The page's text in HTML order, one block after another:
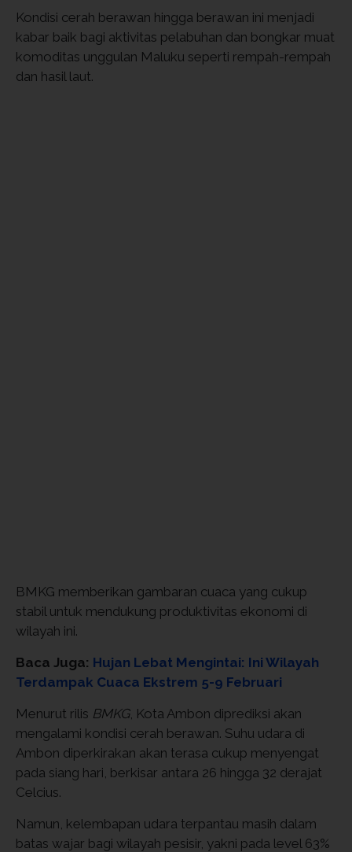
Kondisi cerah berawan hingga berawan ini menjadi
kabar baik bagi aktivitas pelabuhan dan bongkar muat
komoditas unggulan Maluku seperti rempah-rempah
dan hasil laut.
BMKG memberikan gambaran cuaca yang cukup
stabil untuk mendukung produktivitas ekonomi di
wilayah ini.
Baca Juga: Hujan Lebat Mengintai: Ini Wilayah
Terdampak Cuaca Ekstrem 5-9 Februari
Menurut rilis BMKG, Kota Ambon diprediksi akan
mengalami kondisi cerah berawan. Suhu udara di
Ambon diperkirakan akan terasa cukup menyengat
pada siang hari, berkisar antara 26 hingga 32 derajat
Celcius.
Namun, kelembapan udara terpantau masih dalam
batas wajar bagi wilayah pesisir, yakni pada level 63%